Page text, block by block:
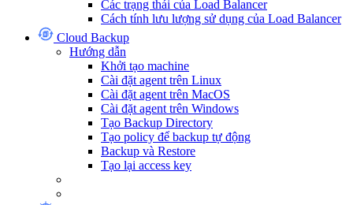
Các trạng thái của Load Balancer
Cách tính lưu lượng sử dụng của Load Balancer
Cloud Backup
Hướng dẫn
Khởi tạo machine
Cài đặt agent trên Linux
Cài đặt agent trên MacOS
Cài đặt agent trên Windows
Tạo Backup Directory
Tạo policy để backup tự động
Backup và Restore
Tạo lại access key